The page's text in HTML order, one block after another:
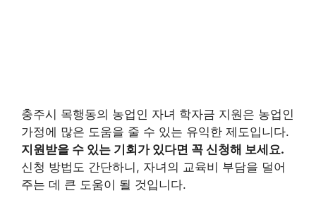
충주시 목행동의 농업인 자녀 학자금 지원은 농업인
가정에 많은 도움을 줄 수 있는 유익한 제도입니다.
지원받을 수 있는 기회가 있다면 꼭 신청해 보세요.
신청 방법도 간단하니, 자녀의 교육비 부담을 덜어
주는 데 큰 도움이 될 것입니다.